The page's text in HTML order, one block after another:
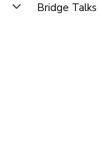
Bridge Talks